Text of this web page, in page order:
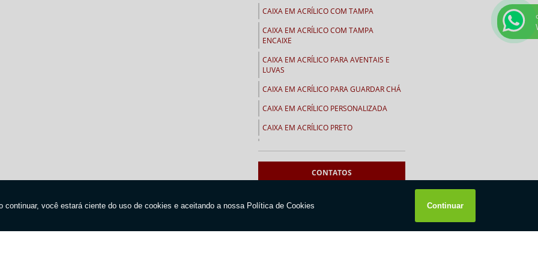
CAIXA EM ACRÍLICO COM TAMPA
CAIXA EM ACRÍLICO COM TAMPA
ENCAIXE
CAIXA EM ACRÍLICO PARA AVENTAIS E
LUVAS
CAIXA EM ACRÍLICO PARA GUARDAR CHÁ
CAIXA EM ACRÍLICO PERSONALIZADA
CAIXA EM ACRÍLICO PRETO
CALENDÁRIO CEMA
CONTATOS